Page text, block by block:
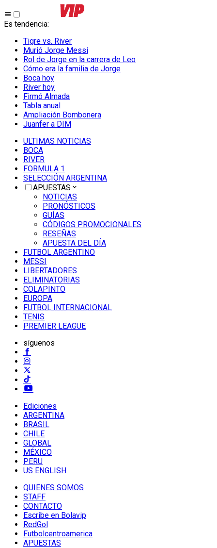
Es tendencia:
Tigre vs. River
Murió Jorge Messi
Rol de Jorge en la carrera de Leo
Cómo era la familia de Jorge
Boca hoy
River hoy
Firmó Almada
Tabla anual
Ampliación Bombonera
Juanfer a DIM
ULTIMAS NOTICIAS
BOCA
RIVER
FORMULA 1
SELECCIÓN ARGENTINA
APUESTAS
NOTICIAS
PRONÓSTICOS
GUÍAS
CÓDIGOS PROMOCIONALES
RESEÑAS
APUESTA DEL DÍA
FUTBOL ARGENTINO
MESSI
LIBERTADORES
ELIMINATORIAS
COLAPINTO
EUROPA
FUTBOL INTERNACIONAL
TENIS
PREMIER LEAGUE
síguenos
Ediciones
ARGENTINA
BRASIL
CHILE
GLOBAL
MÉXICO
PERU
US ENGLISH
QUIENES SOMOS
STAFF
CONTACTO
Escribe en Bolavip
RedGol
Futbolcentroamerica
APUESTAS